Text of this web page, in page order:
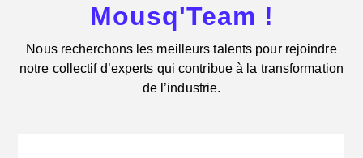
Mousq'Team !
Nous recherchons les meilleurs talents pour rejoindre
notre collectif d’experts qui contribue à la transformation
de l’industrie.